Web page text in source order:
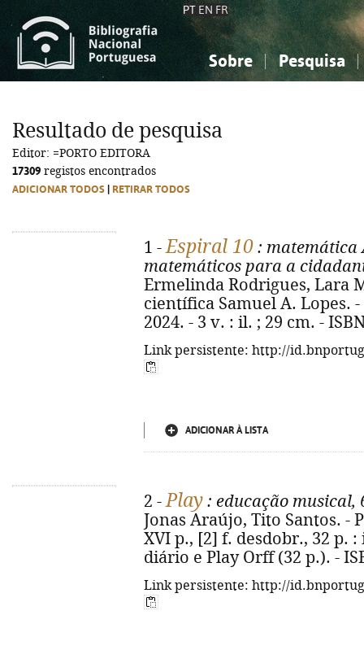
PT EN FR
Sobre Pesquisa
Ciências sociais...
Ciências sociais...
Resultado de pesquisa
Editor: =PORTO EDITORA
17309 registos encontrados
ADICIONAR TODOS RETIRAR TODOS
1 -Espiral 10 : matemática
matemáticos para a
Ermelinda Rodrigues, Lara
científica Samuel A. Lopes.
2024. - 3 v. : il. ; 29 cm. -
Link persistente: http://
ADICIONAR À LISTA
2 -Play : educação musical,
Jonas Araújo, Tito Santos. -
XVI p., [2] f. desdobr., 32 p.
diário e Play Orff (32 p.). -
Link persistente: http://